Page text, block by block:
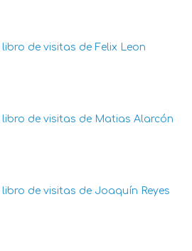
libro de visitas de Felix Leon
libro de visitas de Matias Alarcón
libro de visitas de Joaquín Reyes